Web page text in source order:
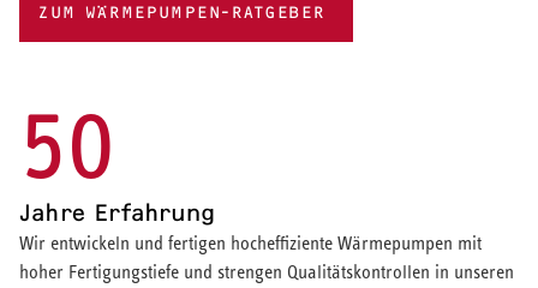
ZUM WÄRMEPUMPEN-RATGEBER
50
Jahre Erfahrung
Wir entwickeln und fertigen hocheffiziente Wärmepumpen mit
hoher Fertigungstiefe und strengen Qualitätskontrollen in unseren